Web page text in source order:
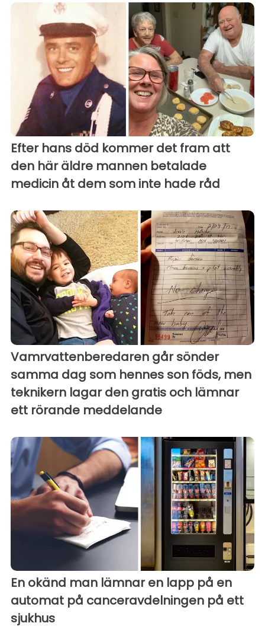
Efter hans död kommer det fram att
den här äldre mannen betalade
medicin åt dem som inte hade råd
Vamrvattenberedaren går sönder
samma dag som hennes son föds, men
teknikern lagar den gratis och lämnar
ett rörande meddelande
En okänd man lämnar en lapp på en
automat på canceravdelningen på ett
sjukhus